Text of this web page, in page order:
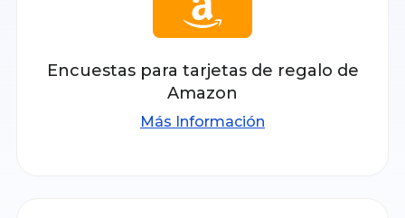
Encuestas para tarjetas de regalo de
Amazon
Más Información